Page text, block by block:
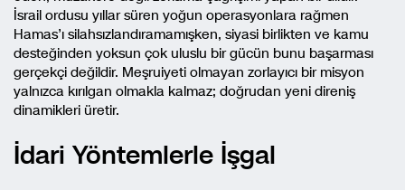
İsrail ordusu yıllar süren yoğun operasyonlara rağmen
Hamas’ı silahsızlandıramamışken, siyasi birlikten ve kamu
desteğinden yoksun çok uluslu bir gücün bunu başarması
gerçekçi değildir. Meşruiyeti olmayan zorlayıcı bir misyon
yalnızca kırılgan olmakla kalmaz; doğrudan yeni direniş
dinamikleri üretir.
İdari Yöntemlerle İşgal